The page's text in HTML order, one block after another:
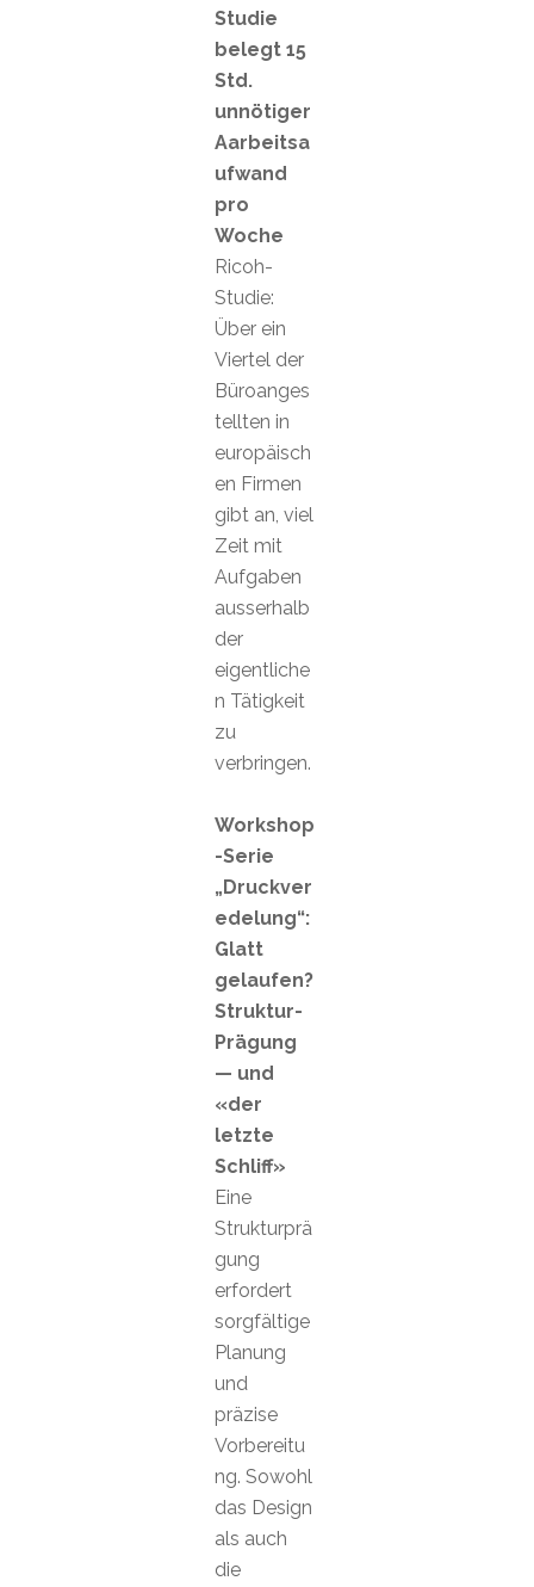
Studie
belegt 15
Std.
unnötiger
Aarbeitsa
ufwand
pro
Woche
Ricoh-
Studie:
Über ein
Viertel der
Büroanges
tellten in
europäisch
en Firmen
gibt an, viel
Zeit mit
Aufgaben
ausserhalb
der
eigentliche
n Tätigkeit
zu
verbringen.
Workshop
-Serie
„Druckver
edelung“:
Glatt
gelaufen?
Struktur-
Prägung
— und
«der
letzte
Schliff»
Eine
Strukturprä
gung
erfordert
sorgfältige
Planung
und
präzise
Vorbereitu
ng. Sowohl
das Design
als auch
die